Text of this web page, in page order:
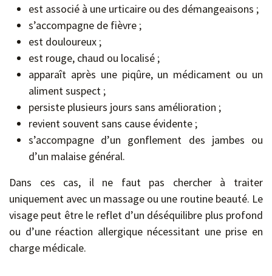
est associé à une urticaire ou des démangeaisons ;
s’accompagne de fièvre ;
est douloureux ;
est rouge, chaud ou localisé ;
apparaît après une piqûre, un médicament ou un
aliment suspect ;
persiste plusieurs jours sans amélioration ;
revient souvent sans cause évidente ;
s’accompagne d’un gonflement des jambes ou
d’un malaise général.
Dans ces cas, il ne faut pas chercher à traiter
uniquement avec un massage ou une routine beauté. Le
visage peut être le reflet d’un déséquilibre plus profond
ou d’une réaction allergique nécessitant une prise en
charge médicale.